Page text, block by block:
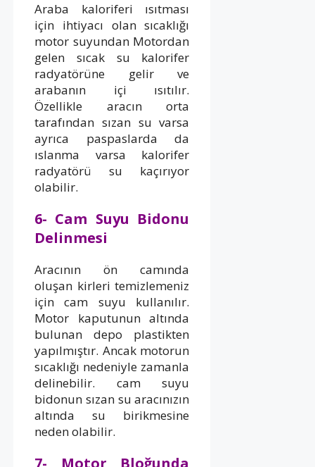
Araba kaloriferi ısıtması
için ihtiyacı olan sıcaklığı
motor suyundan Motordan
gelen sıcak su kalorifer
radyatörüne gelir ve
arabanın içi ısıtılır.
Özellikle aracın orta
tarafından sızan su varsa
ayrıca paspaslarda da
ıslanma varsa kalorifer
radyatörü su kaçırıyor
olabilir.
6- Cam Suyu Bidonu
Delinmesi
Aracının ön camında
oluşan kirleri temizlemeniz
için cam suyu kullanılır.
Motor kaputunun altında
bulunan depo plastikten
yapılmıştır. Ancak motorun
sıcaklığı nedeniyle zamanla
delinebilir. cam suyu
bidonun sızan su aracınızın
altında su birikmesine
neden olabilir.